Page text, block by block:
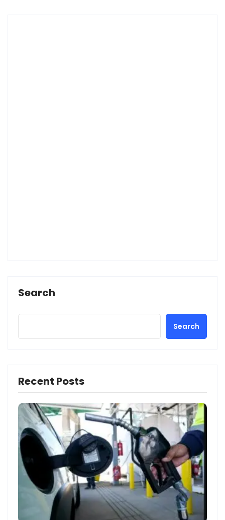
Search
Search
Recent Posts